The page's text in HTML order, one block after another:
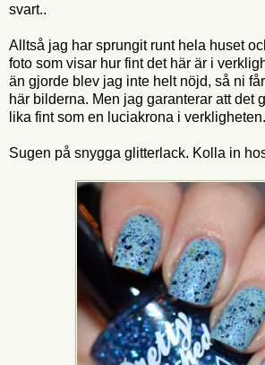
svart..
Alltså jag har sprungit runt hela huset
foto som visar hur fint det här är i
än gjorde blev jag inte helt nöjd, så ni
här bilderna. Men jag garanterar att det
lika fint som en luciakrona i verkligheten.
Sugen på snygga glitterlack. Kolla in